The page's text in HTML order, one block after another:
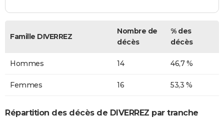
Famille DIVERREZ
Nombre de
décès
% des
décès
Hommes 14 46,7 %
Femmes 16 53,3 %
Répartition des décès de DIVERREZ par tranche